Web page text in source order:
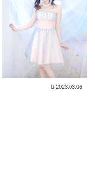
2023.03.06